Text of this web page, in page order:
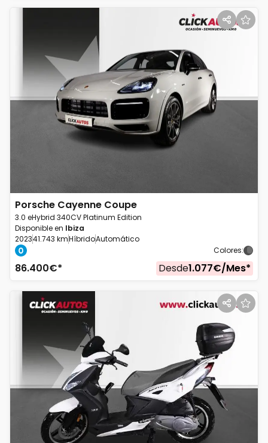
Porsche Cayenne Coupe
3.0 eHybrid 340CV Platinum Edition
Disponible en Ibiza
202341.743 kmHíbridoAutomático
Colores:
86.400€* Desde1.077€/Mes*